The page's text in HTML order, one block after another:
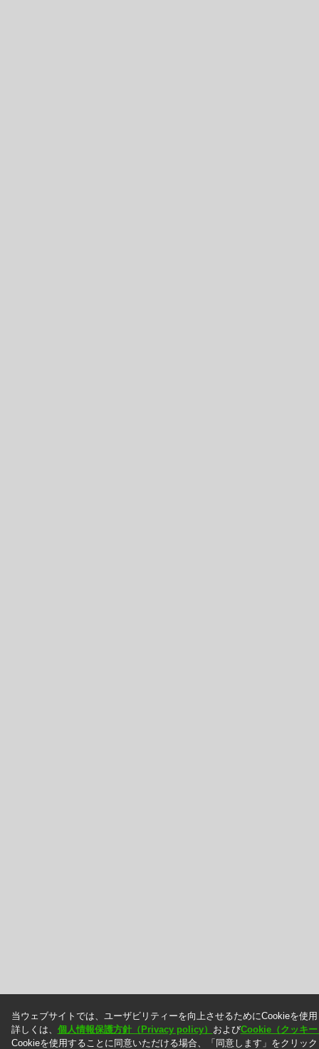
当ウェブサイトでは、ユーザビリティーを向上させるためにCookieを使
詳しくは、 個人情報保護方針（Privacy policy） およびCookie（クッキ
Cookieを使用することに同意いただける場合、「同意します」をクリッ